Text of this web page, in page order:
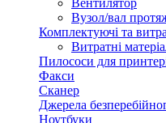
Вузол/вал
Комплектуючі та
Витратні
Пилососи для
Факси
Сканер
Джерела
Ноутбуки